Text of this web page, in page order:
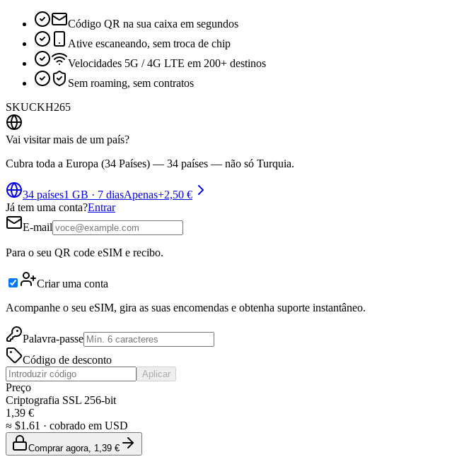
Código QR na sua caixa em segundos
Ative escaneando, sem troca de chip
Velocidades 5G / 4G LTE em 200+ destinos
Sem roaming, sem contratos
SKUCKH265
Vai visitar mais de um país?
Cubra toda a Europa (34 Países) — 34 países — não só Turquia.
34 países1 GB · 7 diasApenas+2,50 €
Já tem uma conta?Entrar
E-mail
Para o seu QR code eSIM e recibo.
Criar uma conta
Acompanhe o seu eSIM, gira as suas encomendas e obtenha suporte instantâneo.
Palavra-passe
Código de desconto
Aplicar
Preço
Criptografia SSL 256-bit
1,39 €
≈ $1.61 · cobrado em USD
Comprar agora, 1,39 €